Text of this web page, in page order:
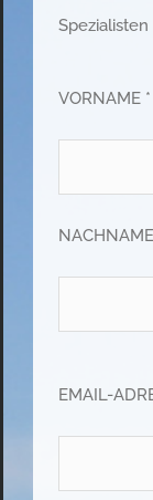
VORNAME *
EMAIL-